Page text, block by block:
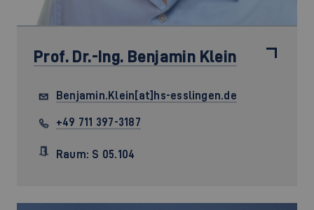
Prof. Dr.-Ing. Benjamin Klein
Benjamin.Klein[at]hs-esslingen.de
+49 711 397-3187
Raum: S 05.104